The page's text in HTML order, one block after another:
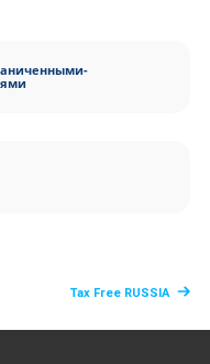
Tax Free RUSSIA